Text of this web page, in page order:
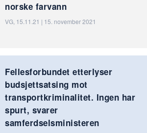
norske farvann
VG, 15.11.21 | 15. november 2021
Fellesforbundet etterlyser
budsjettsatsing mot
transportkriminalitet. Ingen har
spurt, svarer
samferdselsministeren